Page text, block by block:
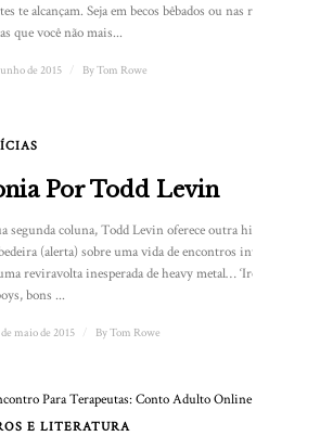
te alcançam. Seja em becos bêbados ou nas ruas
que você não mais...
de 2015 ByTom Rowe
Por Todd Levin
segunda coluna, Todd Levin oferece outra história
(alerta) sobre uma vida de encontros intensa
reviravolta inesperada de heavy metal… ‘Ironia’
bons ...
maio de 2015 ByTom Rowe
E LITERATURA